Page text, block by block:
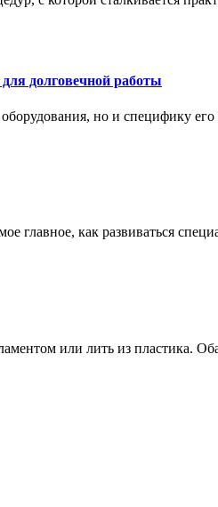
долговечной работы
но и специфику
главное, как развиваться
или лить из пластика.